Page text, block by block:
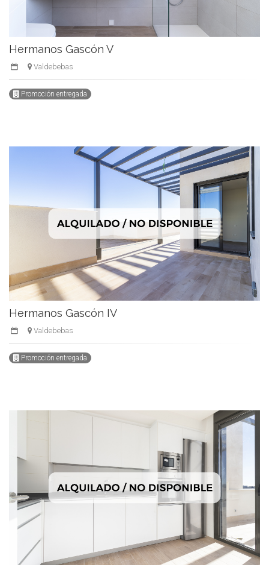
Hermanos Gascón V
Valdebebas
Promoción entregada
Hermanos Gascón IV
Valdebebas
Promoción entregada